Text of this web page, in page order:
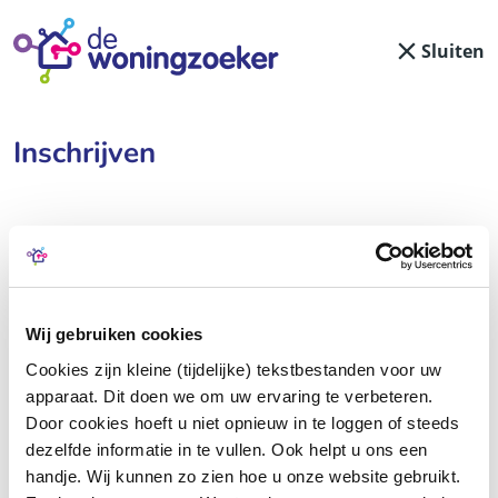
Wij gebruiken cookies
Cookies zijn kleine (tijdelijke) tekstbestanden voor uw
apparaat. Dit doen we om uw ervaring te verbeteren.
Door cookies hoeft u niet opnieuw in te loggen of steeds
dezelfde informatie in te vullen. Ook helpt u ons een
handje. Wij kunnen zo zien hoe u onze website gebruikt.
Sluiten
Inschrijven
Geef hieronder aan hoe u zich wilt inschrijven. Bent
u student? Kies dan ‘Student’. Bent u of uw mede-
aanvrager geen student, kies dan ‘Normale
inschrijving’.
U bent student als u: